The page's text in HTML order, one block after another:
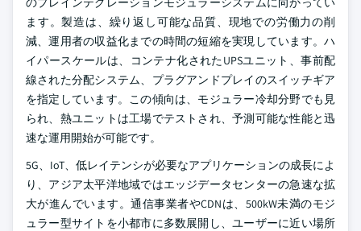
ます。製造は、繰り返し可能な品質、現地での労働力の削
減、運用者の収益化までの時間の短縮を実現しています。ハ
イパースケールは、コンテナ化されたUPSユニット、事前配
線された分配システム、プラグアンドプレイのスイッチギア
を指定しています。この傾向は、モジュラー冷却分野でも見
られ、熱ユニットは工場でテストされ、予測可能な性能と迅
速な運用開始が可能です。
5G、IoT、低レイテンシが必要なアプリケーションの成長によ
り、アジア太平洋地域ではエッジデータセンターの急速な拡
大が進んでいます。通信事業者やCDNは、500kW未満のモジ
ュラー型サイトを小都市に多数展開し、ユーザーに近い場所